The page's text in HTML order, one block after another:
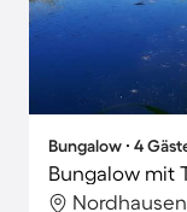
Bungalow ∙ 4